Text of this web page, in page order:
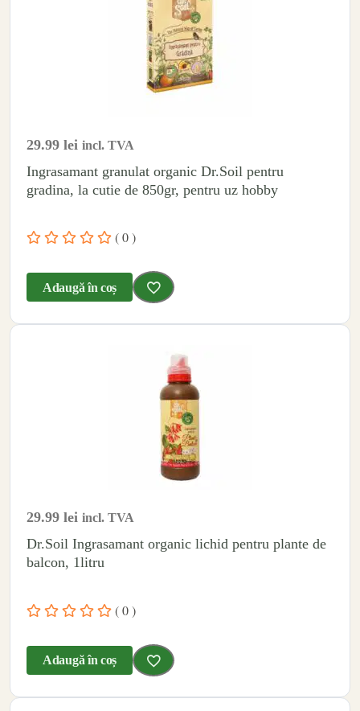
29.99 lei incl. TVA
Ingrasamant granulat organic Dr.Soil pentru
gradina, la cutie de 850gr, pentru uz hobby
( 0 )
Adaugă în coș
29.99 lei incl. TVA
Dr.Soil Ingrasamant organic lichid pentru plante de
balcon, 1litru
( 0 )
Adaugă în coș